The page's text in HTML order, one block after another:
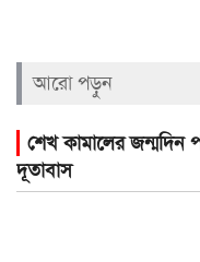
আরো পড়ুন
শেখ কামালের জন্মদিন
দূতাবাস